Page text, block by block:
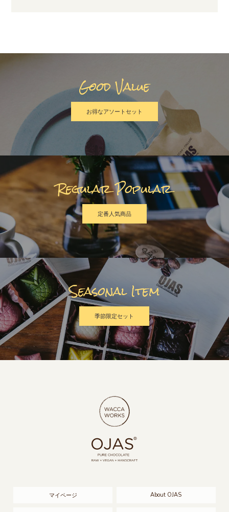
Good Value
お得なアソートセット
Regular Popular
定番人気商品
Seasonal Item
季節限定セット
マイページ About OJAS